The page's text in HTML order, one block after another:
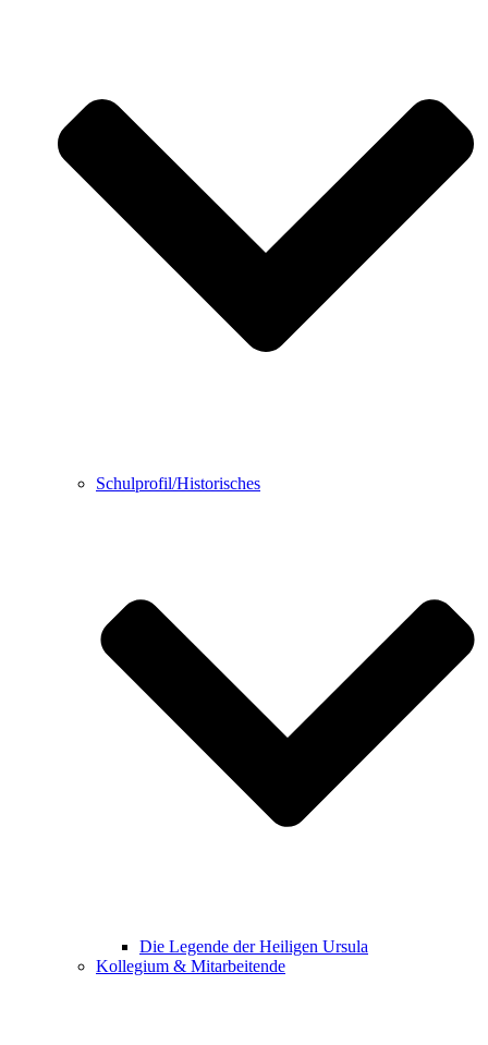
Schulprofil/Historisches
Die Legende der Heiligen Ursula
Kollegium & Mitarbeitende